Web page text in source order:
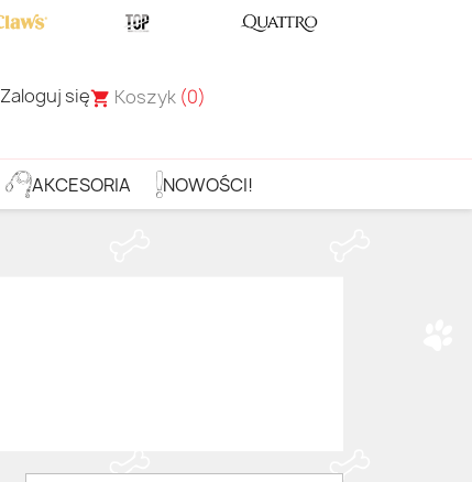
Zaloguj sięshopping_cart Koszyk (0)
AKCESORIA NOWOŚCI!